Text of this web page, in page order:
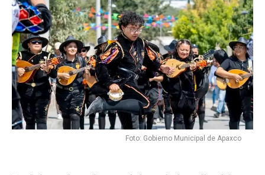
Foto: Gobierno Municipal de Apaxco